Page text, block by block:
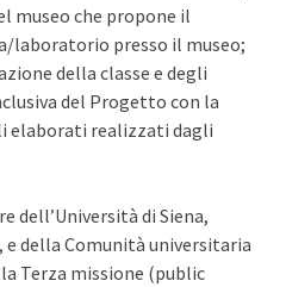
museo che propone il
laboratorio presso il museo;
della classe e degli
del Progetto con la
elaborati realizzati dagli
dell’Università di Siena,
della Comunità universitaria
Terza missione (public